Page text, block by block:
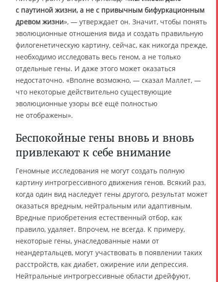
с паутиной жизни, а не с привычным бифуркационным
древом жизни», — утверждает он. Значит, чтобы понять
эволюционные отношения вида и создать правильную
филогенетическую картину, сейчас, как никогда прежде,
необходимо исследовать весь геном, а не только
отдельные гены. И даже этого может оказаться
недостаточно. «Вполне возможно, — сказал Маллет, —
что некоторые действительно существующие
эволюционные узоры всё ещё полностью
не отображены».
Беспокойные гены вновь и вновь
привлекают к себе внимание
Геномные исследования не могут создать полную
картину интрогрессивного движения генов. Всякий раз,
когда один вид наследует гены другого, результат может
оказаться вредным, нейтральным или адаптивным.
Вредные приобретения естественный отбор, как
правило, удаляет. Впрочем, не всегда. К примеру,
некоторые гены, унаследованные нами от
неандертальцев, могут участвовать в появлении таких
расстройств, как диабет, ожирение или депрессия.
Нейтральные интрогрессивные области дрейфуют,